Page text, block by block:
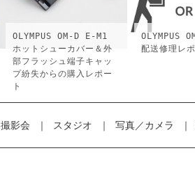
OLYMPUS OM-D E-M1
ホットシューカバー＆外
部フラッシュ端子キャッ
プ紛失からの購入レポー
ト
OLYMPUS
配送修理レ
撮影会 スタジオ 写真／カメラ